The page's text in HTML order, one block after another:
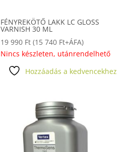
FÉNYREKÖTŐ LAKK LC GLOSS
VARNISH 30 ML
19 990 Ft (15 740 Ft+ÁFA)
Nincs készleten, utánrendelhető
Hozzáadás a kedvencekhez